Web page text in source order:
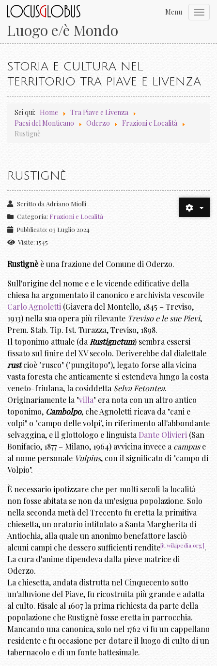
Luogo e/è Mondo
Menu
STORIA E CULTURA NEL
TERRITORIO TRA PIAVE E LIVENZA
Sei qui: Home
Tra Piave e Livenza
Paesi del Monticano
Oderzo
Frazioni e Località
Rustignè
RUSTIGNÈ
Scritto da Adriano Miolli
Categoria: Frazioni e Località
Pubblicato: 03 Luglio 2024
Visite: 1545
Rustignèè una frazione del Comune di Oderzo.
Sull'origine del nome e e le vicende edificative della
chiesa ha argomentato il canonico e archivista vescovile
Carlo Agnoletti (Giavera del Montello, 1845 – Treviso,
1913) nella sua opera più rilevante Treviso e le sue Pievi,
Prem. Stab. Tip. Ist. Turazza, Treviso, 1898.
Il toponimo attuale (da Rustignetum) sembra essersi
fissato sul finire del XV secolo. Deriverebbe dal dialettale
rustcioè "rusco" ("pungitopo"), legato forse alla vicina
vasta foresta che anticamente si estendeva lungo la costa
veneto-friulana, la cosiddetta Selva Fetontea.
Originariamente la "villa" era nota con un altro antico
toponimo, Cambolpo, che Agnoletti ricava da "cani e
volpi" o "campo delle volpi", in riferimento all'abbondante
selvaggina, e il glottologo e linguista Dante Olivieri (San
Bonifacio, 1877 – Milano, 1964) avvicina invece a campuse
al nome personale Vulpius, con il significato di "campo di
Volpio".
È necessario ipotizzare che per molti secoli la località
non fosse abitata se non da un'esigua popolazione. Solo
nella seconda metà del Trecento fu eretta la primitiva
chiesetta, un oratorio intitolato a Santa Margherita di
Antiochia, alla quale un anonimo benefattore lasciò
alcuni campi che dessero sufficienti rendite[it.wikipedia.org].
La cura d'anime dipendeva dalla pieve matrice di
Oderzo.
La chiesetta, andata distrutta nel Cinquecento sotto
un'alluvione del Piave, fu ricostruita più grande e adatta
al culto. Risale al 1607 la prima richiesta da parte della
popolazione che Rustignè fosse eretta in parrocchia.
Mancando una canonica, solo nel 1762 vi fu un cappellano
residente e fu occasione per dotare il luogo di culto di un
tabernacolo e di un fonte battesimale.